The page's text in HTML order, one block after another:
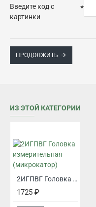
Введите код с
картинки
ПРОДОЛЖИТЬ
ИЗ ЭТОЙ КАТЕГОРИИ
2ИГПВГ Головка измерительная (микрокатор)
1725 ₽